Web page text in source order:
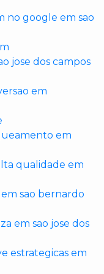
no google em sao
jose dos campos
em
em
qualidade em
sao bernardo
em sao jose dos
estrategicas em